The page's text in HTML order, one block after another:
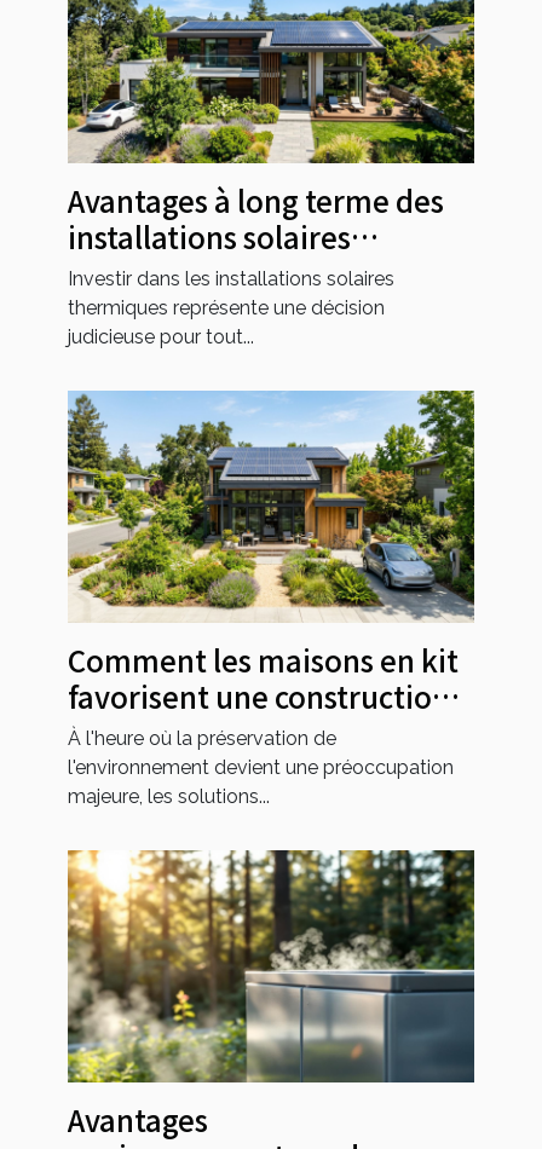
Avantages à long terme des
installations solaires
thermiques pour les foyers
Investir dans les installations solaires
thermiques représente une décision
judicieuse pour tout...
Comment les maisons en kit
favorisent une construction
durable ?
À l'heure où la préservation de
l'environnement devient une préoccupation
majeure, les solutions...
Avantages